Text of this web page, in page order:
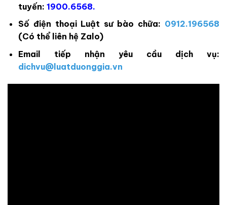
tuyến: 1900.6568.
Số điện thoại Luật sư bào chữa: 0912.196568
(Có thể liên hệ Zalo)
Email tiếp nhận yêu cầu dịch vụ:
dichvu@luatduonggia.vn